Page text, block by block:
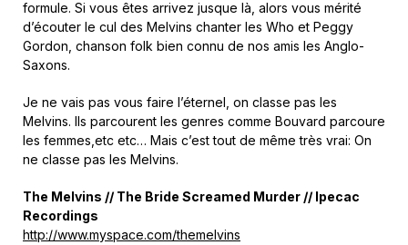
formule. Si vous êtes arrivez jusque là, alors vous mérité
d’écouter le cul des Melvins chanter les Who et Peggy
Gordon, chanson folk bien connu de nos amis les Anglo-
Saxons.
Je ne vais pas vous faire l’éternel, on classe pas les
Melvins. Ils parcourent les genres comme Bouvard parcoure
les femmes,etc etc… Mais c’est tout de même très vrai: On
ne classe pas les Melvins.
The Melvins // The Bride Screamed Murder // Ipecac
Recordings
http://www.myspace.com/themelvins